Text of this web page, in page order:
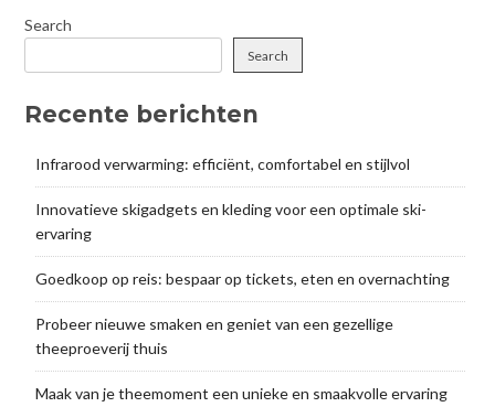
Search
Search
Recente berichten
Infrarood verwarming: efficiënt, comfortabel en stijlvol
Innovatieve skigadgets en kleding voor een optimale ski-
ervaring
Goedkoop op reis: bespaar op tickets, eten en overnachting
Probeer nieuwe smaken en geniet van een gezellige
theeproeverij thuis
Maak van je theemoment een unieke en smaakvolle ervaring